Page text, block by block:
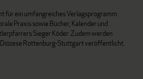
für ein umfangreiches Verlagsprogramm
Praxis sowie Bücher, Kalender und
Sieger Köder. Zudem werden
Rottenburg-Stuttgart veröffentlicht.